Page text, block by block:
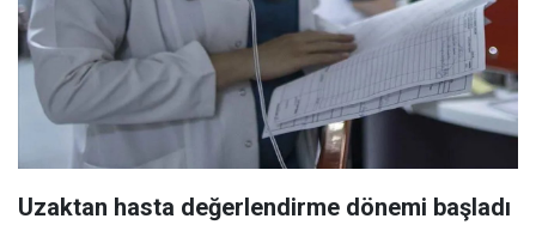
Uzaktan hasta değerlendirme dönemi başladı